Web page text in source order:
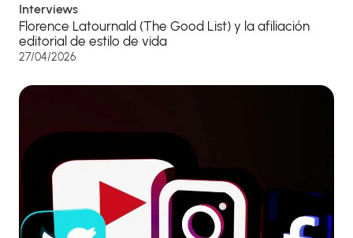
Interviews
Florence Latournald (The Good List) y la afiliación
editorial de estilo de vida
27/04/2026